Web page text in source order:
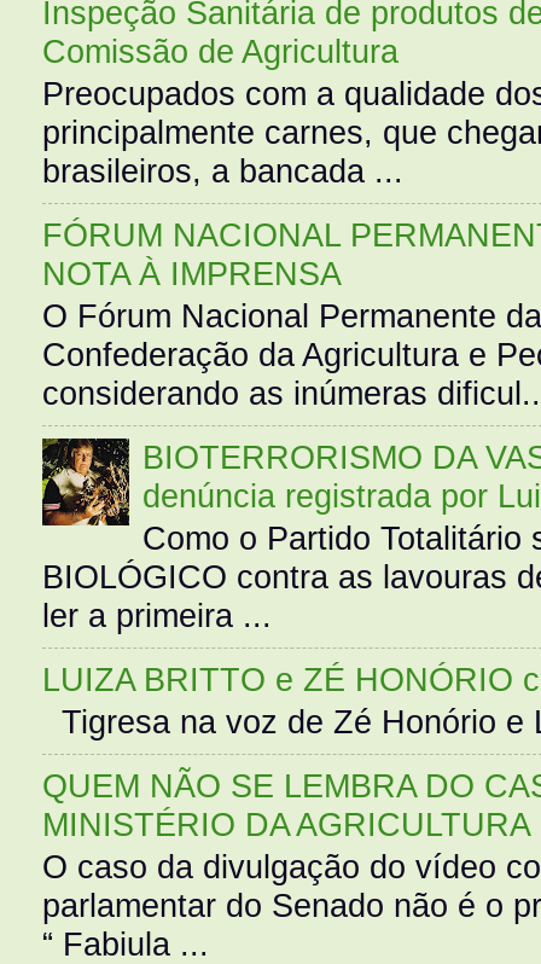
Inspeção Sanitária de produtos
Comissão de Agricultura
Preocupados com a qualidade
principalmente carnes, que
brasileiros, a bancada ...
FÓRUM NACIONAL
NOTA À IMPRENSA
O Fórum Nacional Permanente
Confederação da Agricultura e
considerando as inúmeras
BIOTERRORISMO DA
denúncia registrada por
Como o Partido Totalitário
BIOLÓGICO contra as lavouras
ler a primeira ...
LUIZA BRITTO e ZÉ HONÓRIO
Tigresa na voz de Zé Honório
QUEM NÃO SE LEMBRA DO
MINISTÉRIO DA AGRICULTURA
O caso da divulgação do vídeo
parlamentar do Senado não é o
“ Fabiula ...